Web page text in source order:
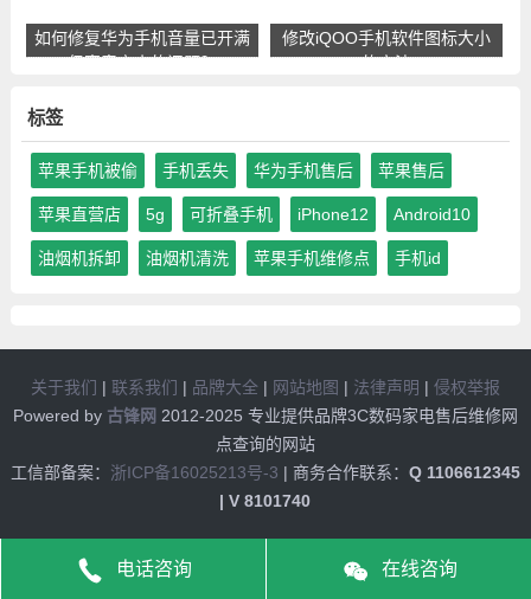
如何修复华为手机音量已开满
但声音变小的问题？
修改iQOO手机软件图标大小
的方法
标签
苹果手机被偷 手机丢失 华为手机售后 苹果售后
苹果直营店 5g 可折叠手机 iPhone12 Android10
油烟机拆卸 油烟机清洗 苹果手机维修点 手机id
关于我们 | 联系我们 | 品牌大全| 网站地图 | 法律声明 | 侵权举报
Powered by 古锋网 2012-2025 专业提供品牌3C数码家电售后维修网
点查询的网站
工信部备案： 浙ICP备16025213号-3 | 商务合作联系： Q 1106612345
| V 8101740
电话咨询 在线咨询